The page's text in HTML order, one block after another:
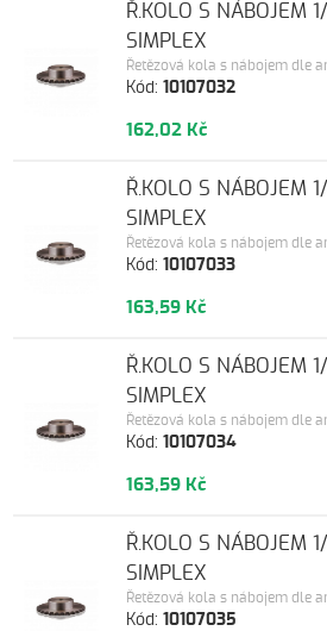
Kód:10107032
Řetězová kola s nábojem dle
Ř.KOLO S NÁBOJEM
SIMPLEX
162,02 Kč
Kód:10107033
Řetězová kola s nábojem dle
Ř.KOLO S NÁBOJEM
SIMPLEX
163,59 Kč
Kód:10107034
Řetězová kola s nábojem dle
Ř.KOLO S NÁBOJEM
SIMPLEX
163,59 Kč
Kód:10107035
Řetězová kola s nábojem dle
Ř.KOLO S NÁBOJEM
SIMPLEX